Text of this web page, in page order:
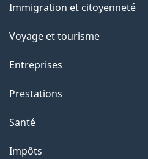
sujets
Immigration et citoyenneté
Voyage et tourisme
Entreprises
Prestations
Santé
Impôts